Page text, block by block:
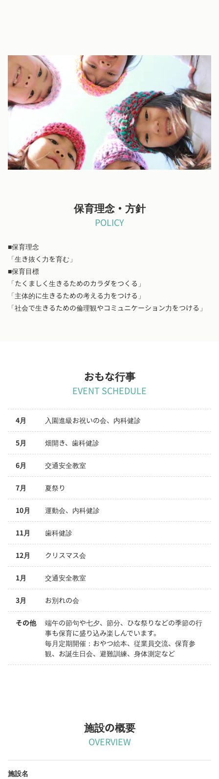
いつでも近くに感じられる安心感
社内に保育園があるため、お仕事の合間に行事へ参加したり、子
どもの姿を身近に感じられます。
また、保育参観を毎月実施しており、園での様子を直接ご覧いた
保育理念・方針
POLICY
■保育理念
「生き抜く力を育む」
■保育目標
「たくましく生きるためのカラダをつくる」
「主体的に生きるための考える力をつける」
「社会で生きるための倫理観やコミュニケーション力をつける」
おもな行事
EVENT SCHEDULE
4月 入園進級お祝いの会、内科健診
5月 畑開き、歯科健診
6月 交通安全教室
7月 夏祭り
10月 運動会、内科健診
11月 歯科健診
12月 クリスマス会
1月 交通安全教室
3月 お別れの会
その他
端午の節句や七夕、節分、ひな祭りなどの季節の行
事も保育に盛り込み楽しんでいます。
毎月定期開催：おやつ絵本、従業員交流、保育参
観、お誕生日会、避難訓練、身体測定など
施設の概要
OVERVIEW
施設名